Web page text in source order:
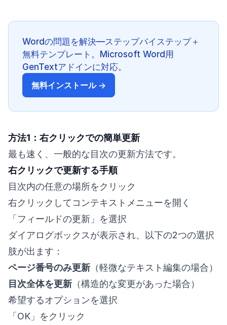
Wordの問題を解決—ステップバイステップ＋
無料テンプレート。Microsoft Word用
GenTextアドインに対応。
無料インストール →
方法1：右クリックでの簡単更新
最も速く、一般的な目次の更新方法です。
右クリックで更新する手順
目次内の任意の場所をクリック
右クリックしてコンテキストメニューを開く
「フィールドの更新」を選択
ダイアログボックスが表示され、以下の2つの選択
肢が出ます：
ページ番号のみ更新 （軽微なテキスト編集の場合）
目次全体を更新 （構造的な変更があった場合）
希望するオプションを選択
「OK」をクリック